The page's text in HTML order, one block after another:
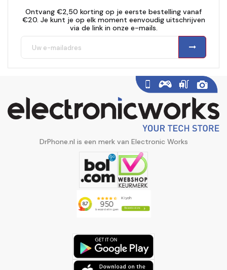
Ontvang €2,50 korting op je eerste bestelling vanaf
€20. Je kunt je op elk moment eenvoudig uitschrijven
via de link in onze e-mails.
DrPhone.nl is een merk van Electronic Works